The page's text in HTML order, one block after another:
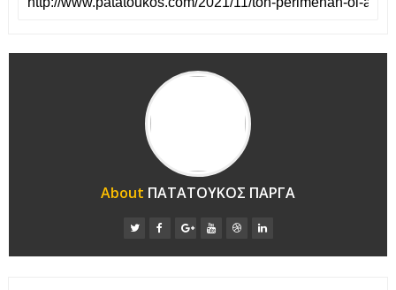
About ΠΑΤΑΤΟΥΚΟΣ ΠΑΡΓΑ